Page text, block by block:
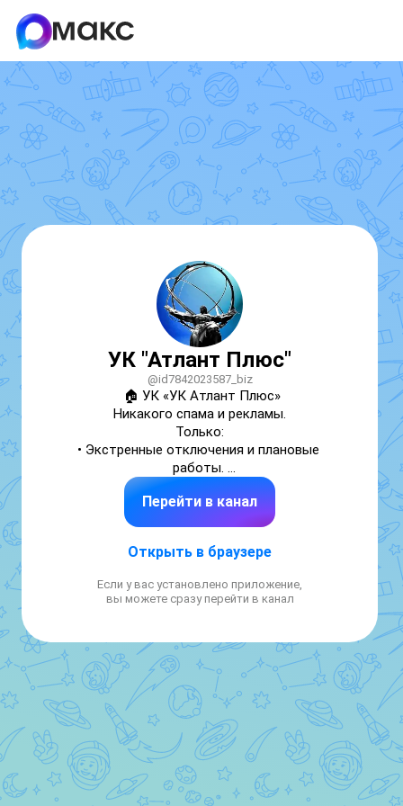
УК "Атлант Плюс"
@id7842023587_biz
🏠 УК «УК Атлант Плюс»
Никакого спама и рекламы.
Только:
• Экстренные отключения и плановые
работы.
АДС: 509-59-63 (Парголово)
АДС: 701-08-71(Ушинского)
Офис: 8(812) 339-07-77
Перейти в канал
Открыть в браузере
Если у вас установлено приложение,
вы можете сразу перейти в канал